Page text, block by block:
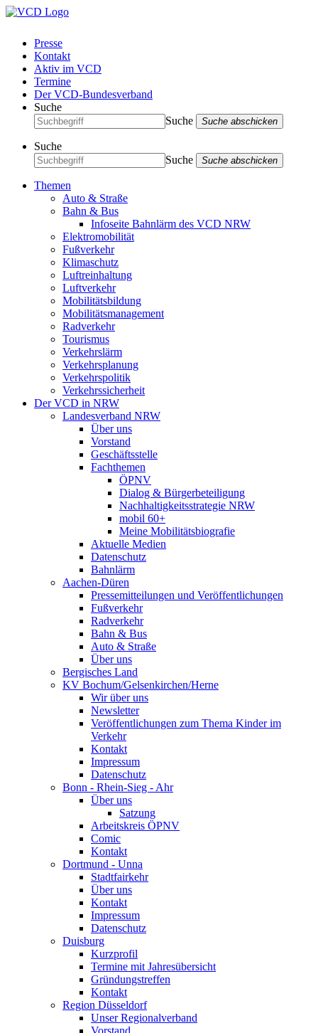
Presse
Kontakt
Aktiv im VCD
Termine
Der VCD-Bundesverband
Suche
Suche
Suche abschicken
Suche
Suche
Suche abschicken
Themen
Auto & Straße
Bahn & Bus
Infoseite Bahnlärm des VCD NRW
Elektromobilität
Fußverkehr
Klimaschutz
Luftreinhaltung
Luftverkehr
Mobilitätsbildung
Mobilitätsmanagement
Radverkehr
Tourismus
Verkehrslärm
Verkehrsplanung
Verkehrspolitik
Verkehrssicherheit
Der VCD in NRW
Landesverband NRW
Über uns
Vorstand
Geschäftsstelle
Fachthemen
ÖPNV
Dialog & Bürgerbeteiligung
Nachhaltigkeitsstrategie NRW
mobil 60+
Meine Mobilitätsbiografie
Aktuelle Medien
Datenschutz
Bahnlärm
Aachen-Düren
Pressemitteilungen und Veröffentlichungen
Fußverkehr
Radverkehr
Bahn & Bus
Auto & Straße
Über uns
Bergisches Land
KV Bochum/Gelsenkirchen/Herne
Wir über uns
Newsletter
Veröffentlichungen zum Thema Kinder im
Verkehr
Kontakt
Impressum
Datenschutz
Bonn - Rhein-Sieg - Ahr
Über uns
Satzung
Arbeitskreis ÖPNV
Comic
Kontakt
Dortmund - Unna
Stadtfairkehr
Über uns
Kontakt
Impressum
Datenschutz
Duisburg
Kurzprofil
Termine mit Jahresübersicht
Gründungstreffen
Kontakt
Region Düsseldorf
Unser Regionalverband
Vorstand